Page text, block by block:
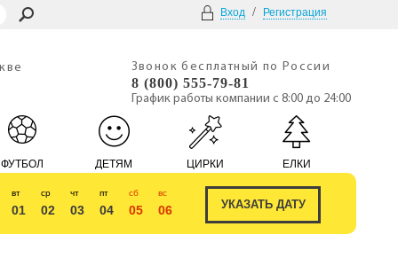
Вход / Регистрация
Звонок бесплатный по России
8 (800) 555-79-81
График работы компании с 8:00 до 24:00
ФУТБОЛ ДЕТЯМ ЦИРКИ ЕЛКИ
вт
01
ср
02
чт
03
пт
04
сб
05
вс
06